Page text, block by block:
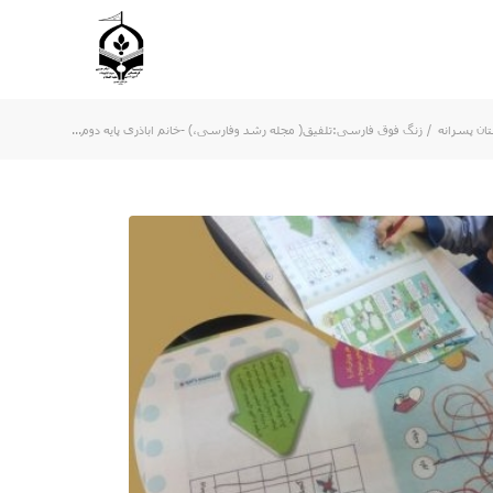
پسرانه / زنگ فوق فارسی:تلفیق( مجله رشد وفارسی،) -خانم اباذری پایه دوم...